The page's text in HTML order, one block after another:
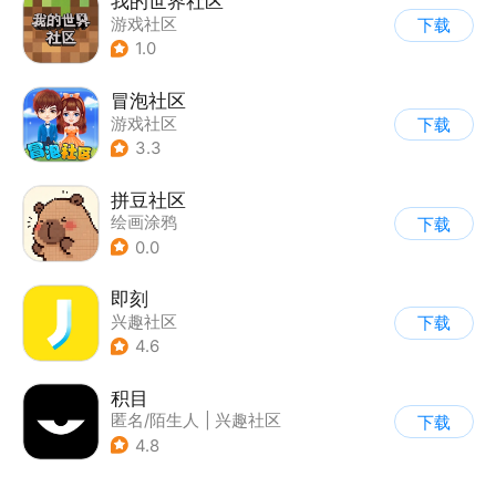
游戏社区
1.0
下载
冒泡社区
游戏社区
3.3
下载
拼豆社区
绘画涂鸦
0.0
下载
即刻
兴趣社区
4.6
下载
积目
匿名/陌生人
兴趣社区
4.8
下载